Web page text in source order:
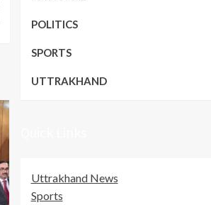
POLITICS
SPORTS
UTTRAKHAND
Uttrakhand News
Sports